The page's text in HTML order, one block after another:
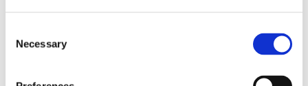
Selection
Necessary
Cristos Gionakos